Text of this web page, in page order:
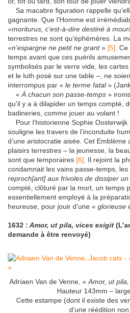
Sa macabre figuration rappelle
gagnante. Que l’Homme est
«moriturus, c’est-à-dire destiné à
terrestres ne sont qu’éphémères. La
«n’espargne ne petit ne grant» [5] .
temps avant que ces puérils
symbolisés par le verre vide, les
et le luth posé sur une table –, ne
interrompus par « le terme fatal»
« À chacun son passe-temps »
qu'il y a à dilapider un temps compté,
badineries, comme jouer au volant !
Pour l’historienne Sophie
souligne les travers de l’inconduite
d’une aristocratie aisée. Cet
plaisirs terrestres – la jeunesse, la
sont que temporaires [6] . Il rejoint la
condamnait les vains passe-temps,
reproch[ant] aux frivoles de dissiper
compté, clôturé par la mort, un temps
essentiellement employé à la
heureuse, pour jouir d’une « glorieuse
1632 : Amor, ut pila, vices exigit
demande à être renvoyé)
Adriaen Van de Venne, « Amor, ut
Hauteur 143mm –
Cette estampe (dont il existe des
d’une réédition non